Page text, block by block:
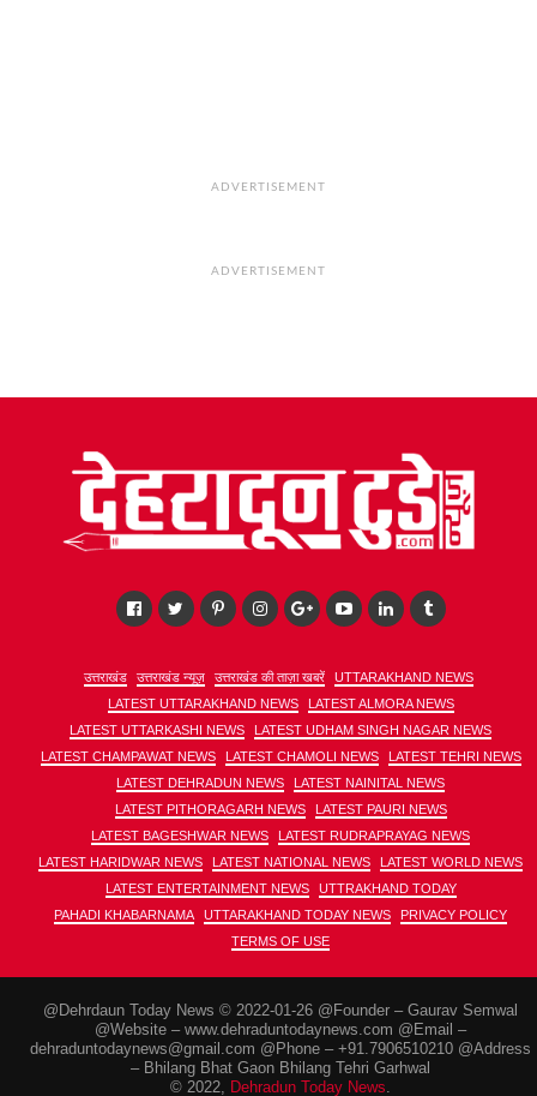
ADVERTISEMENT
ADVERTISEMENT
उत्तराखंड उत्तराखंड न्यूज़ उत्तराखंड की ताज़ा खबरें
UTTARAKHAND NEWS
LATEST UTTARAKHAND NEWS
LATEST ALMORA NEWS
LATEST UTTARKASHI NEWS
LATEST UDHAM SINGH NAGAR NEWS
LATEST CHAMPAWAT NEWS
LATEST CHAMOLI NEWS
LATEST TEHRI NEWS
LATEST DEHRADUN NEWS
LATEST NAINITAL NEWS
LATEST PITHORAGARH NEWS
LATEST PAURI NEWS
LATEST BAGESHWAR NEWS
LATEST RUDRAPRAYAG NEWS
LATEST HARIDWAR NEWS
LATEST NATIONAL NEWS
LATEST WORLD NEWS
LATEST ENTERTAINMENT NEWS
UTTRAKHAND TODAY
PAHADI KHABARNAMA
UTTARAKHAND TODAY NEWS
PRIVACY POLICY
TERMS OF USE
@Dehrdaun Today News © 2022-01-26 @Founder – Gaurav Semwal
@Website – www.dehraduntodaynews.com @Email –
dehraduntodaynews@gmail.com @Phone – +91.7906510210 @Address
– Bhilang Bhat Gaon Bhilang Tehri Garhwal
© 2022, Dehradun Today News